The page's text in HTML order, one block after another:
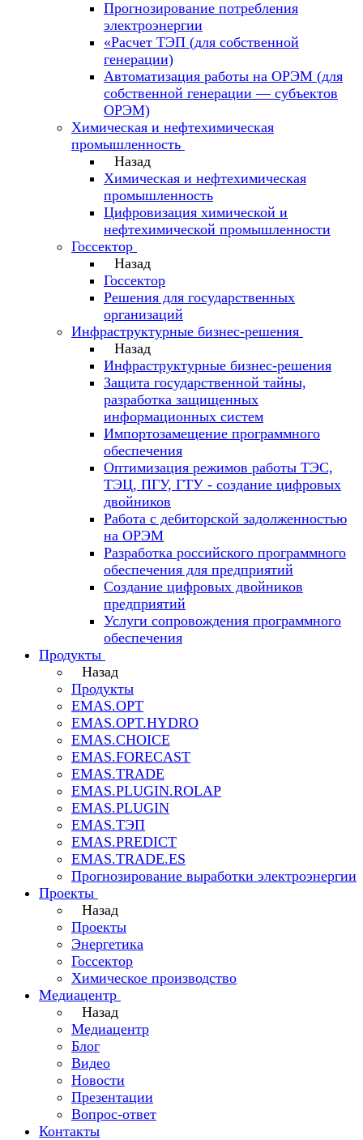
Прогнозирование потребления
электроэнергии
«Расчет ТЭП (для собственной
генерации)
Автоматизация работы на ОРЭМ (для
собственной генерации — субъектов
ОРЭМ)
Химическая и нефтехимическая
промышленность
Назад
Химическая и нефтехимическая
промышленность
Цифровизация химической и
нефтехимической промышленности
Госсектор
Назад
Госсектор
Решения для государственных
организаций
Инфраструктурные бизнес-решения
Назад
Инфраструктурные бизнес-решения
Защита государственной тайны,
разработка защищенных
информационных систем
Импортозамещение программного
обеспечения
Оптимизация режимов работы ТЭС,
ТЭЦ, ПГУ, ГТУ - создание цифровых
двойников
Работа с дебиторской задолженностью
на ОРЭМ
Разработка российского программного
обеспечения для предприятий
Создание цифровых двойников
предприятий
Услуги сопровождения программного
обеспечения
Продукты
Назад
Продукты
EMAS.OPT
EMAS.OPT.HYDRO
EMAS.CHOICE
EMAS.FORECAST
EMAS.TRADE
EMAS.PLUGIN.ROLAP
EMAS.PLUGIN
EMAS.ТЭП
EMAS.PREDICT
EMAS.TRADE.ES
Прогнозирование выработки электроэнергии
Проекты
Назад
Проекты
Энергетика
Госсектор
Химическое производство
Медиацентр
Назад
Медиацентр
Блог
Видео
Новости
Презентации
Вопрос-ответ
Контакты